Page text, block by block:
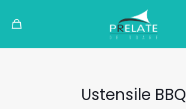
Ustensile BBQ